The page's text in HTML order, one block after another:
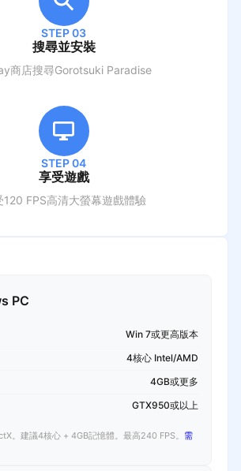
STEP 03
搜尋並安裝
商店搜尋Gorotsuki Paradise
STEP 04
享受遊戲
120 FPS高清大螢幕遊戲體驗
PC
Win 7或更高版本
4核心 Intel/AMD
4GB或更多
GTX950或以上
。建議4核心 + 4GB記憶體。最高240 FPS。 需